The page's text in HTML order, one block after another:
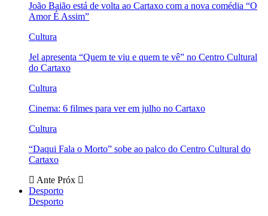
João Baião está de volta ao Cartaxo com a nova comédia “O
Amor É Assim”
Cultura
Jel apresenta “Quem te viu e quem te vê” no Centro Cultural
do Cartaxo
Cultura
Cinema: 6 filmes para ver em julho no Cartaxo
Cultura
“Daqui Fala o Morto” sobe ao palco do Centro Cultural do
Cartaxo
Ante Próx
Desporto
Desporto